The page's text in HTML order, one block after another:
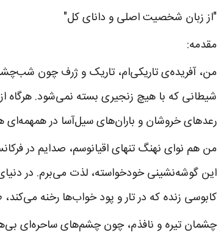
"از زبان شخصیت اصلی و دانای کل"
مقدمه:
من، آفریده‌ی تاریکی‌ام، تاریک و ژرف چون
شیطانی که با هیچ زنجیری بسته نمی‌شود.
رعدهای خروشان و باران‌های سیل‌آسا در همهمه‌ای
من هم نوای نهنگ تنهای اقیانوسم، صدایم در
این گوشه‌نشینی خود‌خواسته، لذت می‌برم. در
کابوسی زنده که در تار و پود خواب‌ها رخنه
چشمان تیره و نافذم، چون چشم‌های ساحره‌ای